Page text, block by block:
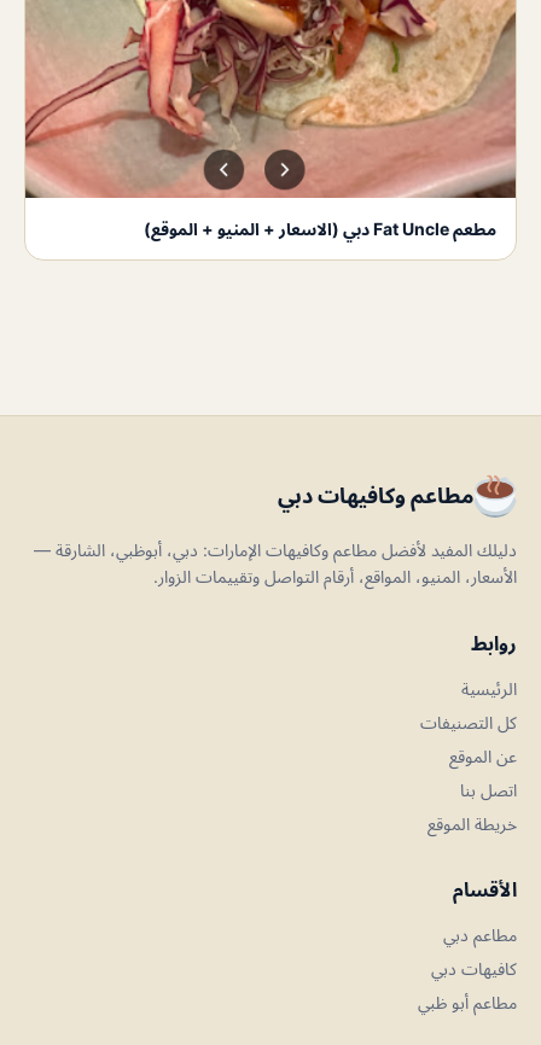
مطعم Fat Uncle دبي (الاسعار + المنيو + الموقع)
مطاعم وكافيهات دبي
دليلك المفيد لأفضل مطاعم وكافيهات الإمارات: دبي، أبوظبي، الشارقة —
الأسعار، المنيو، المواقع، أرقام التواصل وتقييمات الزوار.
روابط
الرئيسية
كل التصنيفات
عن الموقع
اتصل بنا
خريطة الموقع
الأقسام
مطاعم دبي
كافيهات دبي
مطاعم أبو ظبي